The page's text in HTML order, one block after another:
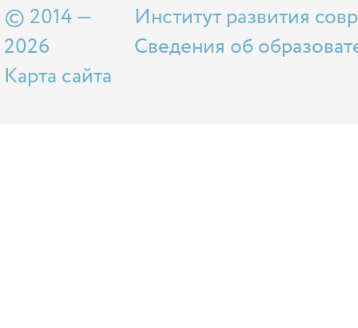
© 2014 —
2026
Карта сайта
Институт развития
Сведения об